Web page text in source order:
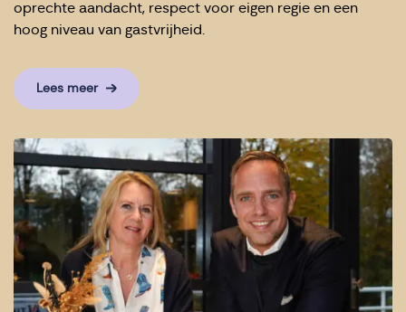
oprechte aandacht, respect voor eigen regie en een
hoog niveau van gastvrijheid.
Lees meer